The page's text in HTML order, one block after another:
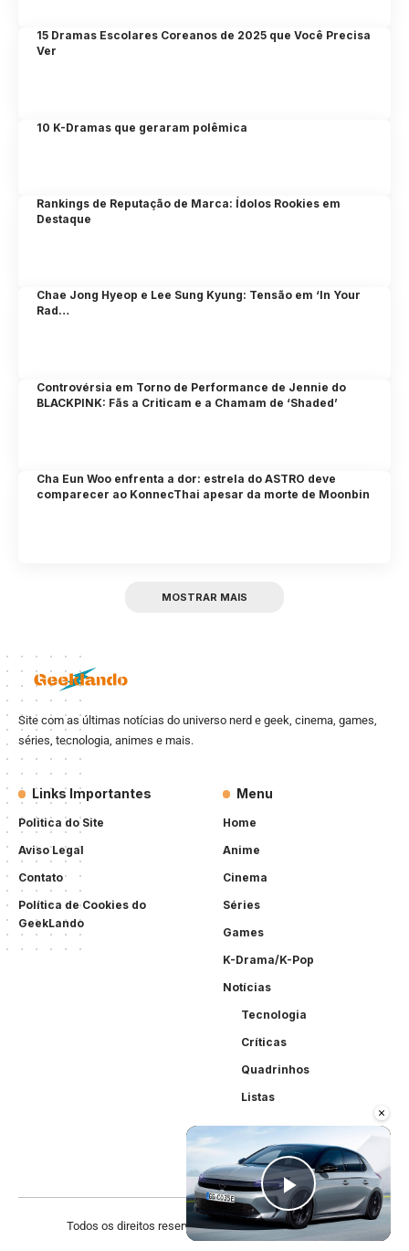
×
Play
15 Dramas Escolares Coreanos de 2025 que Você Precisa
Ver
10 K-Dramas que geraram polêmica
Rankings de Reputação de Marca: Ídolos Rookies em
Destaque
Chae Jong Hyeop e Lee Sung Kyung: Tensão em ‘In Your
Rad…
Controvérsia em Torno de Performance de Jennie do
BLACKPINK: Fãs a Criticam e a Chamam de ‘Shaded’
Cha Eun Woo enfrenta a dor: estrela do ASTRO deve
comparecer ao KonnecThai apesar da morte de Moonbin
MOSTRAR MAIS
Site com as últimas notícias do universo nerd e geek, cinema, games,
séries, tecnologia, animes e mais.
Links Importantes
Politica do Site
Aviso Legal
Contato
Política de Cookies do
GeekLando
Menu
Home
Anime
Cinema
Séries
Games
K-Drama/K-Pop
Notícias
Tecnologia
Críticas
Quadrinhos
Listas
Todos os direitos reservados. Criado porAcewebsites